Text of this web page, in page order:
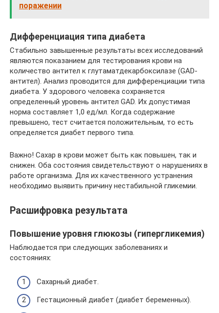
поражении
Дифференциация типа диабета
Стабильно завышенные результаты всех исследований
являются показанием для тестирования крови на
количество антител к глутаматдекарбоксилазе (GAD-
антител). Анализ проводится для дифференциации типа
диабета. У здорового человека сохраняется
определенный уровень антител GAD. Их допустимая
норма составляет 1,0 ед/мл. Когда содержание
превышено, тест считается положительным, то есть
определяется диабет первого типа.
Важно! Сахар в крови может быть как повышен, так и
снижен. Оба состояния свидетельствуют о нарушениях в
работе организма. Для их качественного устранения
необходимо выявить причину нестабильной гликемии.
Расшифровка результата
Повышение уровня глюкозы (гипергликемия)
Наблюдается при следующих заболеваниях и
состояниях:
Сахарный диабет.
Гестационный диабет (диабет беременных).